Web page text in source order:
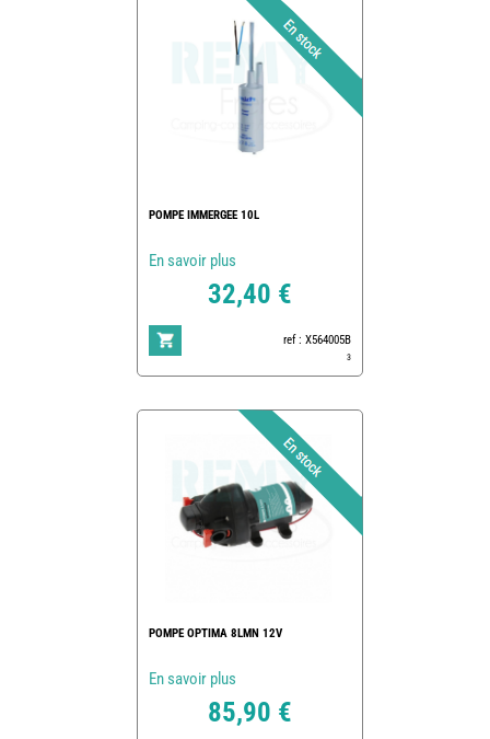
POMPE IMMERGEE 10L
En savoir plus
32,40 €
ref : X564005B
3
POMPE OPTIMA 8LMN 12V
En savoir plus
85,90 €